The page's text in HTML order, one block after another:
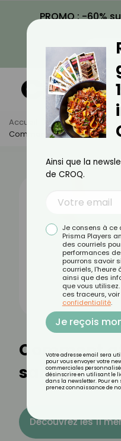
PROMO : -60%
Accueil Actus
Sport
Comment Affiner Ses Bras
Comment
sans
Découvrez les 11
Ainsi que la
de CROQ.
Je consens à ce
Prisma Players
des courriels
performances
pourrons savoir
courriels, l'heure
ainsi que des
que vous
ces traceurs,
confidentialité.
Je reçois
Votre adresse email sera
pour vous envoyer votre
commerciales
désinscrire en utilisant le
dans la newsletter. Pour en
prenez connaissance de